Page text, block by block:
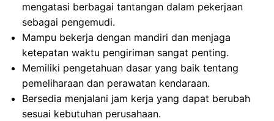
mengatasi berbagai tantangan dalam pekerjaan
sebagai pengemudi.
Mampu bekerja dengan mandiri dan menjaga
ketepatan waktu pengiriman sangat penting.
Memiliki pengetahuan dasar yang baik tentang
pemeliharaan dan perawatan kendaraan.
Bersedia menjalani jam kerja yang dapat berubah
sesuai kebutuhan perusahaan.